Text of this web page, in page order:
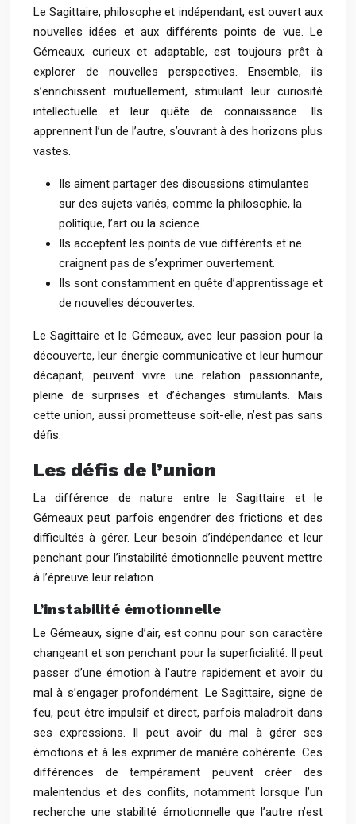
Le Sagittaire, philosophe et indépendant, est ouvert aux
nouvelles idées et aux différents points de vue. Le
Gémeaux, curieux et adaptable, est toujours prêt à
explorer de nouvelles perspectives. Ensemble, ils
s’enrichissent mutuellement, stimulant leur curiosité
intellectuelle et leur quête de connaissance. Ils
apprennent l’un de l’autre, s’ouvrant à des horizons plus
vastes.
Ils aiment partager des discussions stimulantes
sur des sujets variés, comme la philosophie, la
politique, l’art ou la science.
Ils acceptent les points de vue différents et ne
craignent pas de s’exprimer ouvertement.
Ils sont constamment en quête d’apprentissage et
de nouvelles découvertes.
Le Sagittaire et le Gémeaux, avec leur passion pour la
découverte, leur énergie communicative et leur humour
décapant, peuvent vivre une relation passionnante,
pleine de surprises et d’échanges stimulants. Mais
cette union, aussi prometteuse soit-elle, n’est pas sans
défis.
Les défis de l’union
La différence de nature entre le Sagittaire et le
Gémeaux peut parfois engendrer des frictions et des
difficultés à gérer. Leur besoin d’indépendance et leur
penchant pour l’instabilité émotionnelle peuvent mettre
à l’épreuve leur relation.
L’instabilité émotionnelle
Le Gémeaux, signe d’air, est connu pour son caractère
changeant et son penchant pour la superficialité. Il peut
passer d’une émotion à l’autre rapidement et avoir du
mal à s’engager profondément. Le Sagittaire, signe de
feu, peut être impulsif et direct, parfois maladroit dans
ses expressions. Il peut avoir du mal à gérer ses
émotions et à les exprimer de manière cohérente. Ces
différences de tempérament peuvent créer des
malentendus et des conflits, notamment lorsque l’un
recherche une stabilité émotionnelle que l’autre n’est